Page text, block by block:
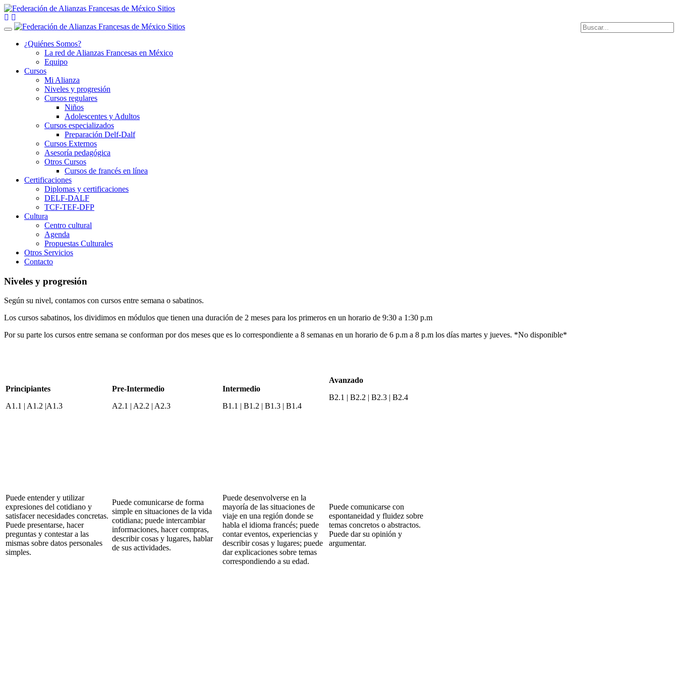
Buscar...
Toggle navigation
¿Quiénes Somos?
La red de Alianzas Francesas en México
Equipo
Cursos
Mi Alianza
Niveles y progresión
Cursos regulares
Niños
Adolescentes y Adultos
Cursos especializados
Preparación Delf-Dalf
Cursos Externos
Asesoría pedagógica
Otros Cursos
Cursos de francés en línea
Certificaciones
Diplomas y certificaciones
DELF-DALF
TCF-TEF-DFP
Cultura
Centro cultural
Agenda
Propuestas Culturales
Otros Servicios
Contacto
Niveles y progresión
Según su nivel, contamos con cursos entre semana o sabatinos.
Los cursos sabatinos, los dividimos en módulos que tienen una duración de 2 meses para los primeros en un horario de 9:30 a 1:30 p.m
Por su parte los cursos entre semana se conforman por dos meses que es lo correspondiente a 8 semanas en un horario de 6 p.m a 8 p.m los días martes y jueves. *No disponible*
Principiantes
A1.1 | A1.2 |A1.3
Pre-Intermedio
A2.1 | A2.2 | A2.3
Intermedio
B1.1 | B1.2 | B1.3 | B1.4
Avanzado
B2.1 | B2.2 | B2.3 | B2.4
Puede entender y utilizar
expresiones del cotidiano y
satisfacer necesidades concretas.
Puede presentarse, hacer
preguntas y contestar a las
mismas sobre datos personales
simples.
Puede comunicarse de forma
simple en situaciones de la vida
cotidiana; puede intercambiar
informaciones, hacer compras,
describir cosas y lugares, hablar
de sus actividades.
Puede desenvolverse en la
mayoría de las situaciones de
viaje en una región donde se
habla el idioma francés; puede
contar eventos, experiencias y
describir cosas y lugares; puede
dar explicaciones sobre temas
correspondiendo a su edad.
Puede comunicarse con
espontaneidad y fluidez sobre
temas concretos o abstractos.
Puede dar su opinión y
argumentar.